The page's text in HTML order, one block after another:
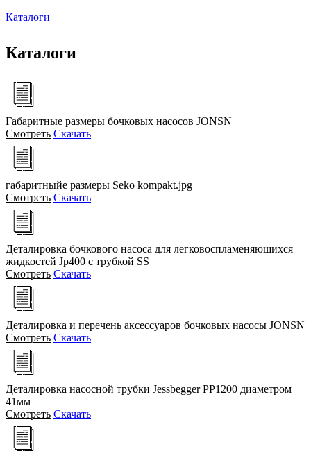
Каталоги
Каталоги
Габаритные размеры бочковых насосов JONSN
Смотреть Скачать
габаритныйе размеры Seko kompakt.jpg
Смотреть Скачать
Деталировка бочкового насоса для легковоспламеняющихся
жидкостей Jp400 с трубкой SS
Смотреть Скачать
Деталировка и перечень аксессуаров бочковых насосы JONSN
Смотреть Скачать
Деталировка насосной трубки Jessbegger PP1200 диаметром
41мм
Смотреть Скачать